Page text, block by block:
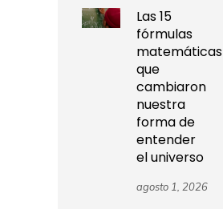
Las 15
fórmulas
matemáticas
que
cambiaron
nuestra
forma de
entender
el universo
agosto 1, 2026